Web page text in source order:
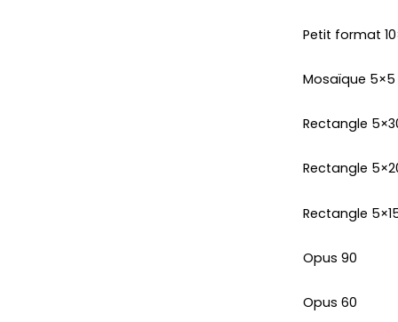
Petit format
Mosaïque 5×5
Rectangle
Rectangle
Rectangle
Opus 90
Opus 60